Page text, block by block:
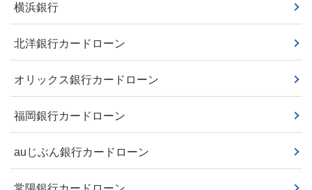
横浜銀行
北洋銀行カードローン
オリックス銀行カードローン
福岡銀行カードローン
auじぶん銀行カードローン